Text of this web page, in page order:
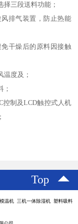
三段送料功能；
排气装置，防止热能
干燥后的原料因接触
度及；
控制及LCD触控式人机
Top
温机 三机一体除湿机 塑料吸料